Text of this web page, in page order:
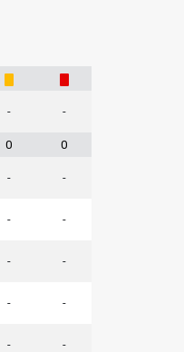
- -
0 0
- -
- -
- -
- -
- -